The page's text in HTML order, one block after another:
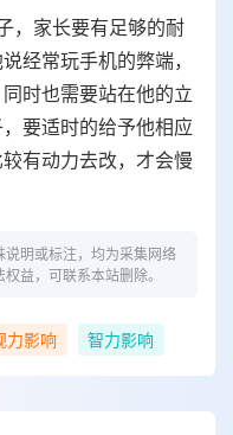
，家长要有足够的耐
经常玩手机的弊端，
时也需要站在他的立
要适时的给予他相应
有动力去改，才会慢
明或标注，均为采集网络
益，可联系本站删除。
力影响 智力影响